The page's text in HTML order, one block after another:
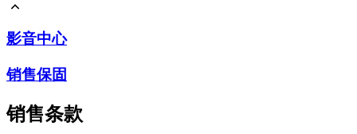
销售保固
影音中心
销售保固
销售条款